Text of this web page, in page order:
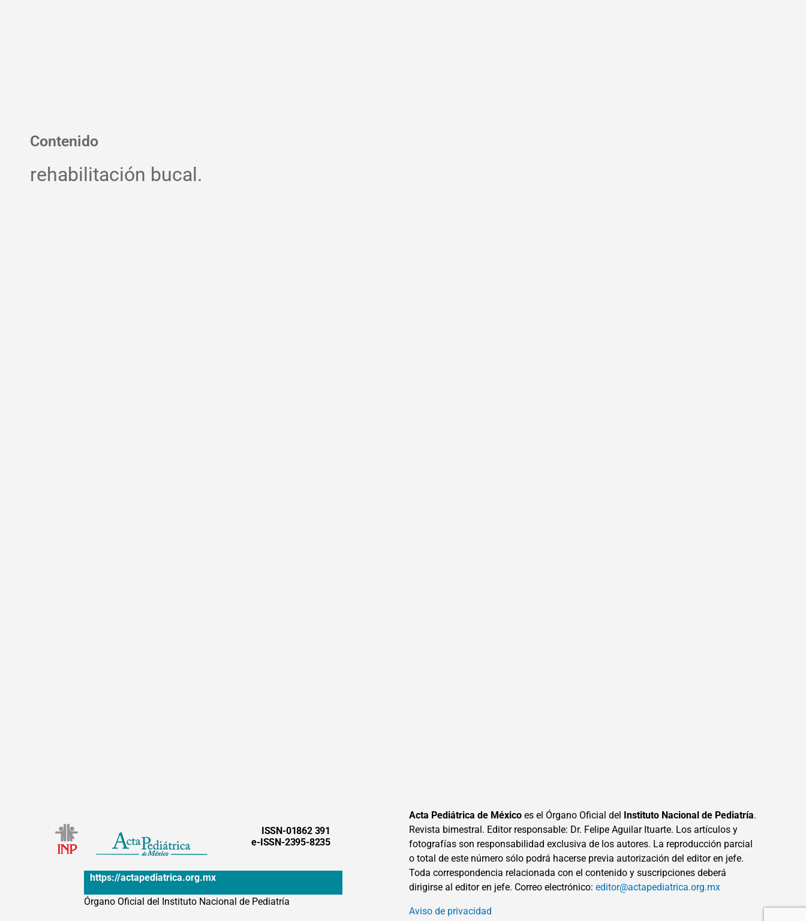
Contenido
rehabilitación bucal.
ISSN-01862 391
e-ISSN-2395-8235
https://actapediatrica.org.mx
Órgano Oficial del Instituto Nacional de Pediatría
Acta Pediátrica de México es el Órgano Oficial del Instituto Nacional de Pediatría.
Revista bimestral. Editor responsable: Dr. Felipe Aguilar Ituarte. Los artículos y
fotografías son responsabilidad exclusiva de los autores. La reproducción parcial
o total de este número sólo podrá hacerse previa autorización del editor en jefe.
Toda correspondencia relacionada con el contenido y suscripciones deberá
dirigirse al editor en jefe. Correo electrónico: editor@actapediatrica.org.mx
Aviso de privacidad